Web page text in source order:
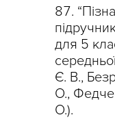
для 5
Є. В.,
О.,
О.).